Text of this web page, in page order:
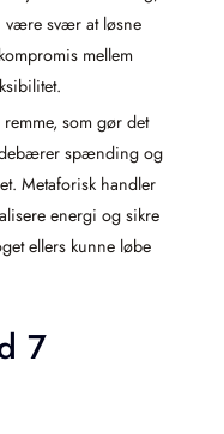
være svær at løsne
mellem
som gør det
spænding og
Metaforisk handler
energi og sikre
ellers kunne løbe
7